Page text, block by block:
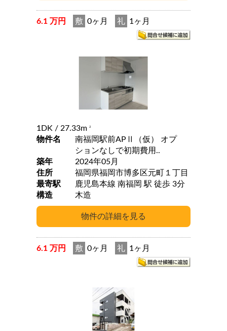
6.1 万円 敷 0ヶ月 礼 1ヶ月
1DK / 27.33m 2
物件名
南福岡駅前APⅡ（仮） オプ
ションなしで初期費用..
築年
2024年05月
住所
福岡県福岡市博多区元町１丁目
最寄駅
鹿児島本線 南福岡 駅 徒歩 3分
構造
木造
6.1 万円 敷 0ヶ月 礼 1ヶ月